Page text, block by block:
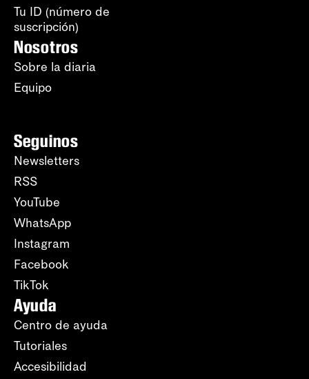
Tu ID (número de
suscripción)
Nosotros
Sobre la diaria
Equipo
Seguinos
Newsletters
RSS
YouTube
WhatsApp
Instagram
Facebook
TikTok
Ayuda
Centro de ayuda
Tutoriales
Accesibilidad